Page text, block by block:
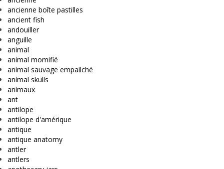
ancienne boîte pastilles
ancient fish
andouiller
anguille
animal
animal momifié
animal sauvage empailché
animal skulls
animaux
ant
antilope
antilope d'amérique
antique
antique anatomy
antler
antlers